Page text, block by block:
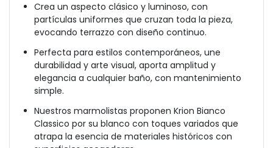
Crea un aspecto clásico y luminoso, con
partículas uniformes que cruzan toda la pieza,
evocando terrazzo con diseño continuo.
Perfecta para estilos contemporáneos, une
durabilidad y arte visual, aporta amplitud y
elegancia a cualquier baño, con mantenimiento
simple.
Nuestros marmolistas proponen Krion Bianco
Classico por su blanco con toques variados que
atrapa la esencia de materiales históricos con